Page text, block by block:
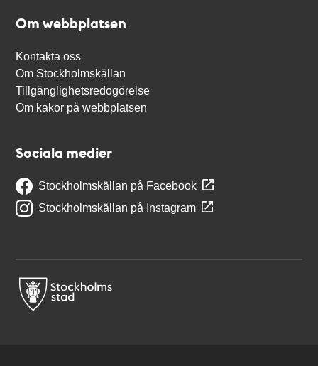
Om webbplatsen
Kontakta oss
Om Stockholmskällan
Tillgänglighetsredogörelse
Om kakor på webbplatsen
Sociala medier
Stockholmskällan på Facebook
Stockholmskällan på Instagram